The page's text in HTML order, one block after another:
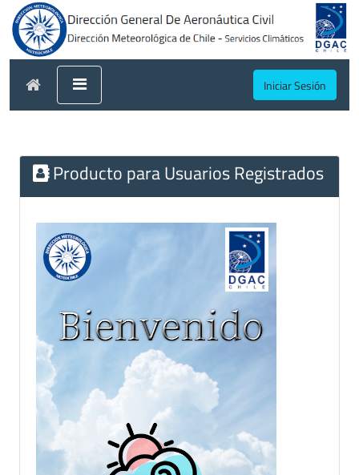
Iniciar Sesión
Producto para Usuarios Registrados